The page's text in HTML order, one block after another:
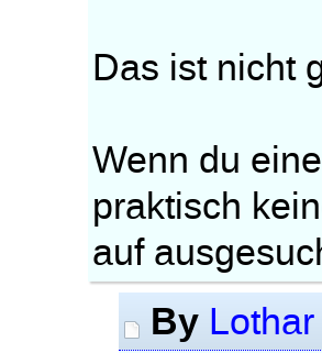
Das ist nicht
Wenn du
praktisch
auf
By